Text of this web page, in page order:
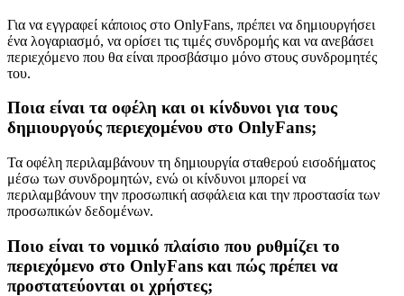
Για να εγγραφεί κάποιος στο OnlyFans, πρέπει να δημιουργήσει
ένα λογαριασμό, να ορίσει τις τιμές συνδρομής και να ανεβάσει
περιεχόμενο που θα είναι προσβάσιμο μόνο στους συνδρομητές
του.
Ποια είναι τα οφέλη και οι κίνδυνοι για τους
δημιουργούς περιεχομένου στο OnlyFans;
Τα οφέλη περιλαμβάνουν τη δημιουργία σταθερού εισοδήματος
μέσω των συνδρομητών, ενώ οι κίνδυνοι μπορεί να
περιλαμβάνουν την προσωπική ασφάλεια και την προστασία των
προσωπικών δεδομένων.
Ποιο είναι το νομικό πλαίσιο που ρυθμίζει το
περιεχόμενο στο OnlyFans και πώς πρέπει να
προστατεύονται οι χρήστες;